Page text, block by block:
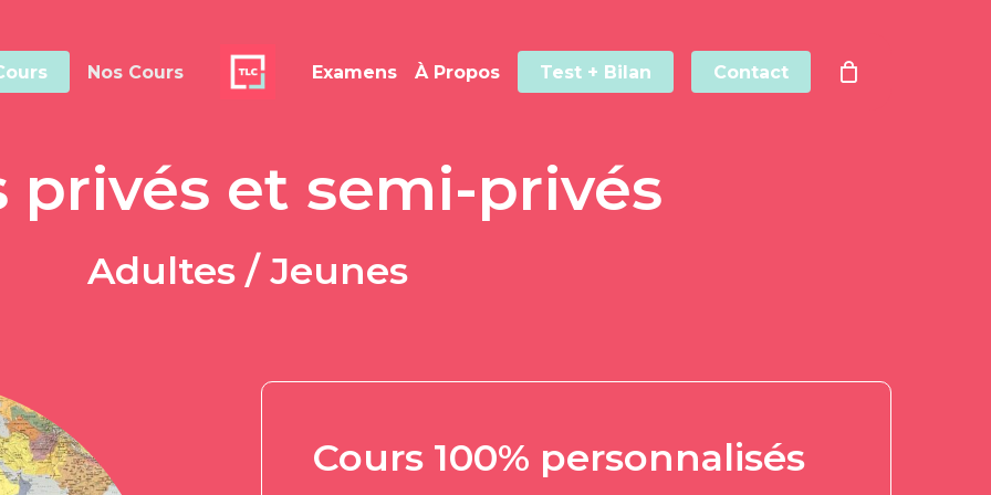
Nos Cours Examens À Propos Test + Bilan Contact
privés et semi-privés
Adultes / Jeunes
Cours 100% personnalisés